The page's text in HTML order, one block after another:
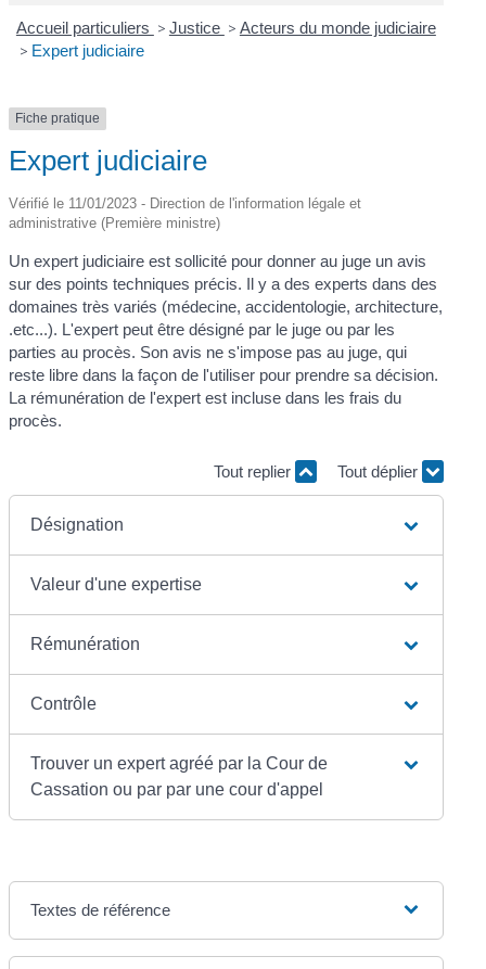
Accueil particuliers > Justice > Acteurs du monde judiciaire
> Expert judiciaire
Fiche pratique
Expert judiciaire
Vérifié le 11/01/2023 - Direction de l'information légale et
administrative (Première ministre)
Un expert judiciaire est sollicité pour donner au juge un avis
sur des points techniques précis. Il y a des experts dans des
domaines très variés (médecine, accidentologie, architecture,
.etc...). L'expert peut être désigné par le juge ou par les
parties au procès. Son avis ne s'impose pas au juge, qui
reste libre dans la façon de l'utiliser pour prendre sa décision.
La rémunération de l'expert est incluse dans les frais du
procès.
Tout replier Tout déplier
Désignation
Valeur d'une expertise
Rémunération
Contrôle
Trouver un expert agréé par la Cour de
Cassation ou par par une cour d'appel
Textes de référence